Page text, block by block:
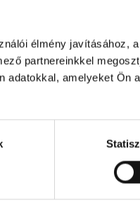
élmény javításához,
partnereinkkel
adatokkal, amelyeket Ön
és online
állás